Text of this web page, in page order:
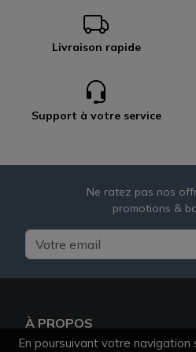
Livraison rapide
Support à votre service
Ne ratez pas nos
promotions &
À PROPOS
En poursuivant votre navigation